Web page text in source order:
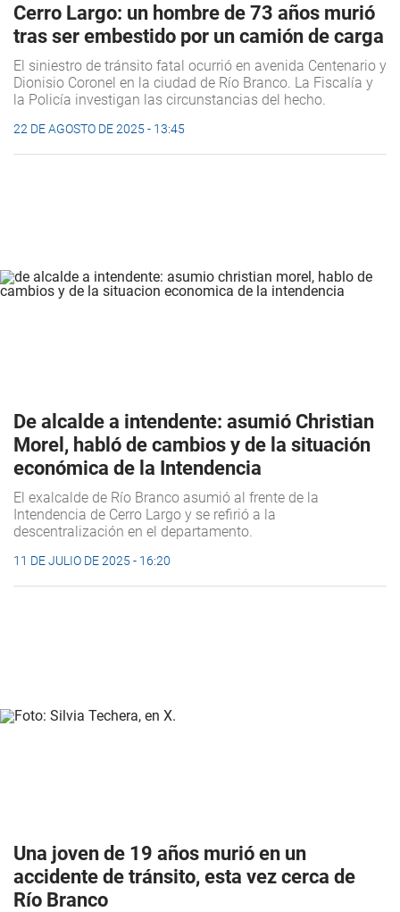
Cerro Largo: un hombre de 73 años murió
tras ser embestido por un camión de carga
El siniestro de tránsito fatal ocurrió en avenida Centenario y
Dionisio Coronel en la ciudad de Río Branco. La Fiscalía y
la Policía investigan las circunstancias del hecho.
22 DE AGOSTO DE 2025 - 13:45
De alcalde a intendente: asumió Christian
Morel, habló de cambios y de la situación
económica de la Intendencia
El exalcalde de Río Branco asumió al frente de la
Intendencia de Cerro Largo y se refirió a la
descentralización en el departamento.
11 DE JULIO DE 2025 - 16:20
Una joven de 19 años murió en un
accidente de tránsito, esta vez cerca de
Río Branco